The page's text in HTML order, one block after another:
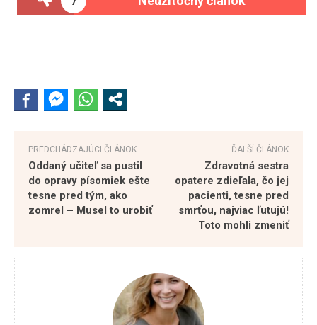
PREDCHÁDZAJÚCI ČLÁNOK
Oddaný učiteľ sa pustil
do opravy písomiek ešte
tesne pred tým, ako
zomrel – Musel to urobiť
ĎALŠÍ ČLÁNOK
Zdravotná sestra
opatere zdieľala, čo jej
pacienti, tesne pred
smrťou, najviac ľutujú!
Toto mohli zmeniť